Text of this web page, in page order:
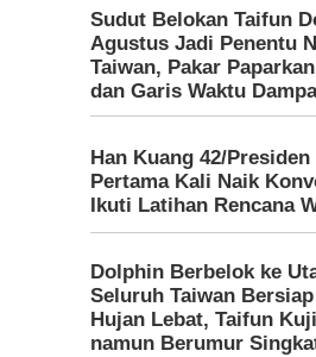
Sudut Belokan Taifun
Agustus Jadi Penentu
Taiwan, Pakar
dan Garis Waktu
Han Kuang 42/Presiden
Pertama Kali Naik
Ikuti Latihan Rencana
Dolphin Berbelok ke
Seluruh Taiwan
Hujan Lebat, Taifun
namun Berumur